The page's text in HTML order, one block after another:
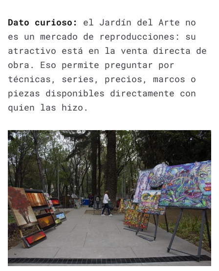
Dato curioso:
el Jardín del Arte no
es un mercado de reproducciones: su
atractivo está en la venta directa de
obra. Eso permite preguntar por
técnicas, series, precios, marcos o
piezas disponibles directamente con
quien las hizo.